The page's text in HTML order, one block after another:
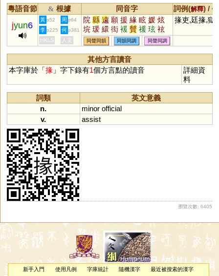
粵語音節 & 根據 同音字 詞例(解釋) /
jyun6
黃 p52 周 p64 院 縣 遠 願 援 緣 眩 媛 炫
垸 瑗 繯 衒 褑 贙 禐 玹 袨
眴 琄 昡 愿
掾吏,廷掾,獄
李 p225 何 p381
HKLS 人文 同聲同韻 同韻同調 同聲同調
其他方言讀音
本字庫於「掾 」字下錄有1個方言點的讀音
詳細資
料
詞類
英文意義
n.
minor official
v.
assist
瀏覽次數: 6405
新手入門 使用凡例 字庫統計 隨機漢字
最近被搜索的漢字